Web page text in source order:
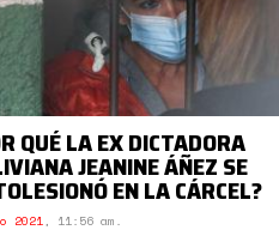
QUÉ LA EX DICTADORA
JEANINE ÁÑEZ SE
EN LA CÁRCEL?
2021, 11:56 am.